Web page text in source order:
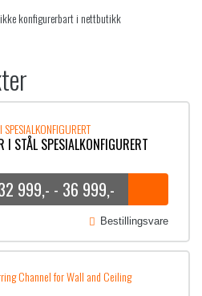
konfigurerbart i nettbutikk
STÅL SPESIALKONFIGURERT
999,- - 36 999,-
32 999,- til 36 999,-
Bestillingsvare